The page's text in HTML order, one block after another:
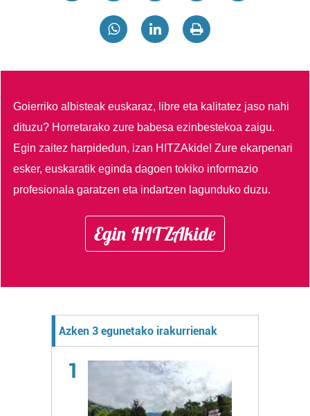
Goierriko albisteak euskaraz, libre eta kalitatez jaso nahi
dituzu? Horretarako zure babesa ezinbestekoa zaigu.
Egin zaitez harpidedun, izan HITZAkide!Zure ekarpenari
esker, euskaratik eginda dagoen tokiko informazio
profesionala garatzen eta indartzen lagunduko duzu.
Egin HITZAkide
Azken 3 egunetako irakurrienak
1